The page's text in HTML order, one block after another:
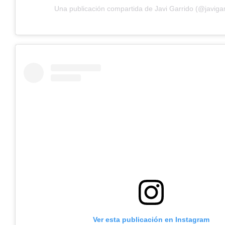
Una publicación compartida de Javi Garrido
Ver esta publicación en Instagram